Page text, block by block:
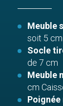
Meuble
soit 5
Socle
de 7 cm
Meuble
cm